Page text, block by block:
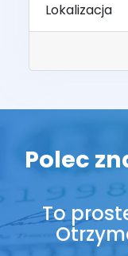
Lokalizacja
Polec
To